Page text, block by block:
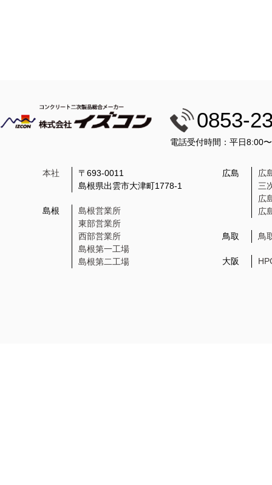
0853-
電話受付時間：平日8:00
本社
〒693-0011
島根県出雲市大津町1778-1
島根
島根営業所
東部営業所
西部営業所
島根第一工場
島根第二工場
広島
広
三
広
広
鳥取 鳥
大阪